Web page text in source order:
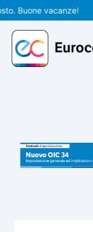
Vai
al
contenuto
vacanze!